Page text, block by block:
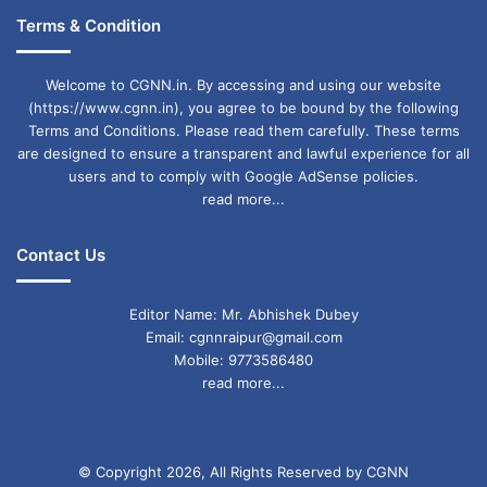
अवश्य करेंगे।
कन्या दैनिक राशिफल (Virgo Daily Horoscope)
आज का दिन आपके लिए नुकसानदायक रहने वाला है।
परिवार में किसी संपत्ति को लेकर कोई लड़ाई झगड़ा होने की
आप तरक्की की राह पर आगे बढ़ेंगे। आप अपनी संतान के
घबराने की आवश्यकता नहीं है। आप यदि किसी से कोई बात
बोले तो बहुत ही तोलमोल कर बोले, नहीं तो उन्हें आपकी कोई
Terms & Condition
Welcome to CGNN.in. By accessing and using our website
(https://www.cgnn.in), you agree to be bound by the following
Terms and Conditions. Please read them carefully. These terms
are designed to ensure a transparent and lawful experience for all
users and to comply with Google AdSense policies.
read more...
Contact Us
Editor Name: Mr. Abhishek Dubey
Email: cgnnraipur@gmail.com
Mobile: 9773586480
read more...
© Copyright 2026, All Rights Reserved by CGNN